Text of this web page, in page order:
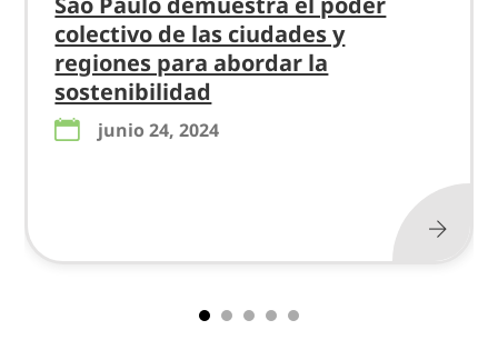
colectivo de las ciudades y
regiones para abordar la
sostenibilidad
junio 24, 2024